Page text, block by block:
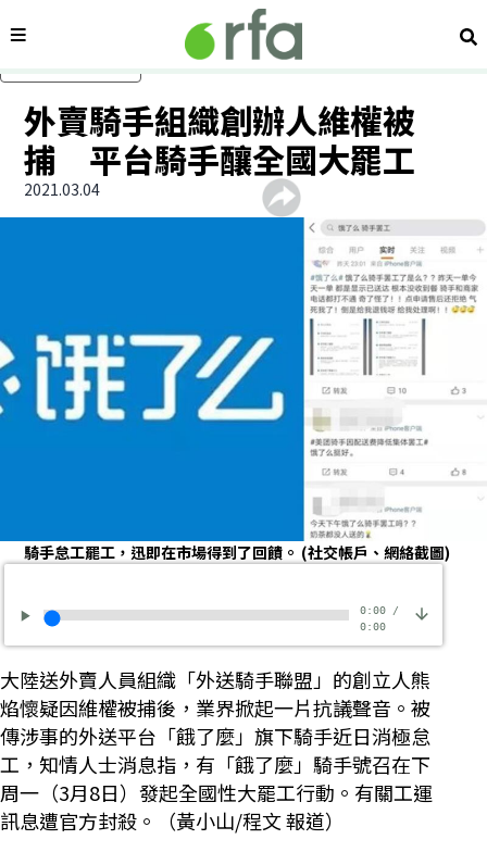
內容分類 搜
外賣騎手組織創辦人維權被
捕 平台騎手釀全國大罷工
2021.03.04
騎手怠工罷工，迅即在市場得到了回饋。 (社交帳戶、網絡截圖)
0:00/
0:00
大陸送外賣人員組織「外送騎手聯盟」的創立人熊
焰懷疑因維權被捕後，業界掀起一片抗議聲音。被
傳涉事的外送平台「餓了麼」旗下騎手近日消極怠
工，知情人士消息指，有「餓了麼」騎手號召在下
周一（3月8日）發起全國性大罷工行動。有關工運
訊息遭官方封殺。（黃小山/程文 報道）